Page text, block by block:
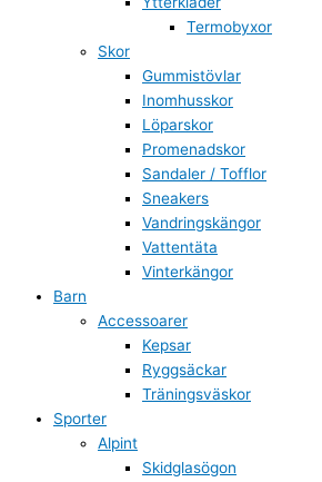
Termobyxor
Skor
Gummistövlar
Inomhusskor
Löparskor
Promenadskor
Sandaler / Tofflor
Sneakers
Vandringskängor
Vattentäta
Vinterkängor
Barn
Accessoarer
Kepsar
Ryggsäckar
Träningsväskor
Sporter
Alpint
Skidglasögon